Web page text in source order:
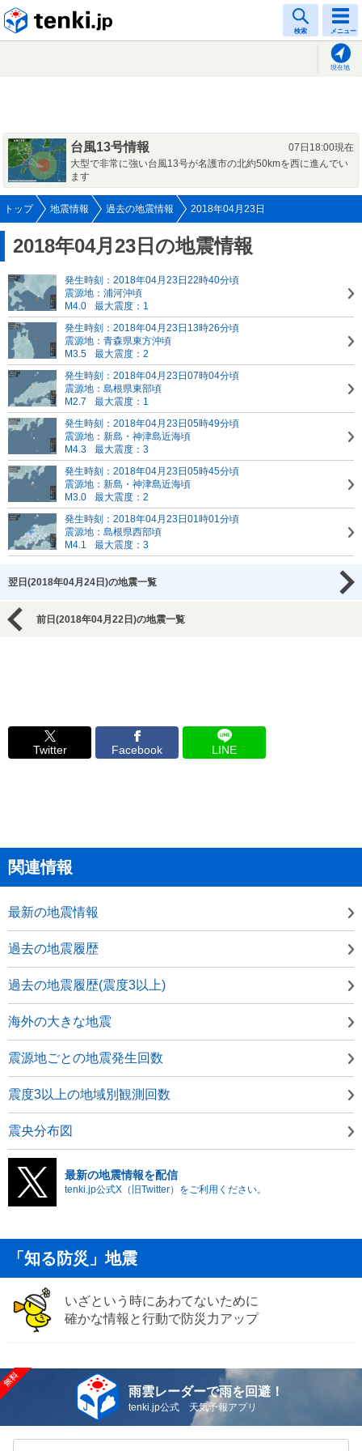
検索 メニュー
現在地
台風13号情報
07日18:00現在
大型で非常に強い台風13号が名護市の北約50kmを西に進んでい
ます
トップ 地震情報 過去の地震情報 2018年04月23日
2018年04月23日の地震情報
発生時刻：2018年04月23日22時40分頃
震源地：浦河沖頃
M4.0
最大震度：1
発生時刻：2018年04月23日13時26分頃
震源地：青森県東方沖頃
M3.5
最大震度：2
発生時刻：2018年04月23日07時04分頃
震源地：島根県東部頃
M2.7
最大震度：1
発生時刻：2018年04月23日05時49分頃
震源地：新島・神津島近海頃
M4.3
最大震度：3
発生時刻：2018年04月23日05時45分頃
震源地：新島・神津島近海頃
M3.0
最大震度：2
発生時刻：2018年04月23日01時01分頃
震源地：島根県西部頃
M4.1
最大震度：3
翌日(2018年04月24日)の地震一覧
前日(2018年04月22日)の地震一覧
Twitter Facebook LINE
関連情報
最新の地震情報
過去の地震履歴
過去の地震履歴(震度3以上)
海外の大きな地震
震源地ごとの地震発生回数
震度3以上の地域別観測回数
震央分布図
最新の地震情報を配信
tenki.jp公式X（旧Twitter）をご利用ください。
「知る防災」地震
いざという時にあわてないために
確かな情報と行動で防災力アップ
雨雲レーダーで雨を回避！
tenki.jp公式 天気予報アプリ